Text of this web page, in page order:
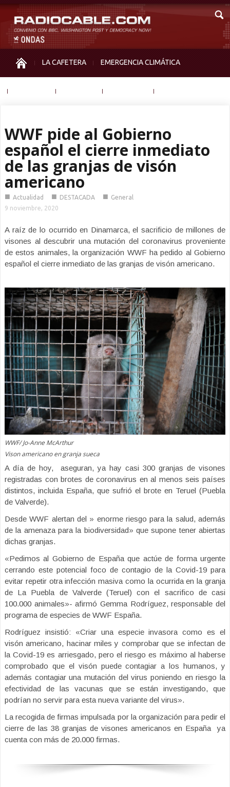
LA CAFETERA EMERGENCIA CLIMÁTICA
WWF pide al Gobierno
español el cierre inmediato
de las granjas de visón
americano
■ Actualidad ■ DESTACADA ■ General
9 noviembre, 2020
A raíz de lo ocurrido en Dinamarca, el sacrificio de millones de
visones al descubrir una mutación del coronavirus proveniente
de estos animales, la organización WWF ha pedido al Gobierno
español el cierre inmediato de las granjas de visón americano.
WWF/ Jo-Anne McArthur
Vison americano en granja sueca
A día de hoy, aseguran, ya hay casi 300 granjas de visones
registradas con brotes de coronavirus en al menos seis países
distintos, incluida España, que sufrió el brote en Teruel (Puebla
de Valverde).
Desde WWF alertan del » enorme riesgo para la salud, además
de la amenaza para la biodiversidad» que supone tener abiertas
dichas granjas.
«Pedimos al Gobierno de España que actúe de forma urgente
cerrando este potencial foco de contagio de la Covid-19 para
evitar repetir otra infección masiva como la ocurrida en la granja
de La Puebla de Valverde (Teruel) con el sacrifico de casi
100.000 animales»- afirmó Gemma Rodríguez, responsable del
programa de especies de WWF España.
Rodríguez insistió: «Criar una especie invasora como es el
visón americano, hacinar miles y comprobar que se infectan de
la Covid-19 es arriesgado, pero el riesgo es máximo al haberse
comprobado que el visón puede contagiar a los humanos, y
además contagiar una mutación del virus poniendo en riesgo la
efectividad de las vacunas que se están investigando, que
podrían no servir para esta nueva variante del virus».
La recogida de firmas impulsada por la organización para pedir el
cierre de las 38 granjas de visones americanos en España ya
cuenta con más de 20.000 firmas.